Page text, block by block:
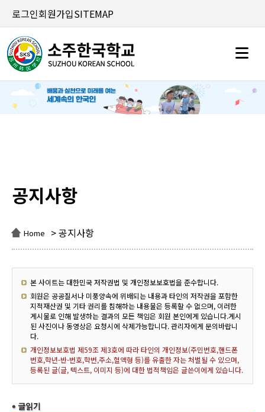
로그인회원가입SITEMAP
공지사항
Home > 공지사항
본 사이트는 대한민국 저작권법 및 개인정보보호법을 준수합니다.
회원은 공공질서나 미풍양속에 위배되는 내용과 타인의 저작권을 포함한
지적재산권 및 기타 권리를 침해하는 내용물은 등록할 수 없으며, 이러한
게시물로 인해 발생하는 결과의 모든 책임은 회원 본인에게 있습니다.게시
된 사진이나 동영상은 요청시에 삭제가능합니다. 관리자에게 문의바랍니
다.
개인정보보호법 제59조 제3호에 따라 타인의 개인정보(주민번호,핸드폰
번호,학년-반-번호,학번,주소,혈액형 등)를 유출한 자는 처벌될 수 있으며,
등록된 글(글, 텍스트, 이미지 등)에 대한 법적책임은 글쓴이에게 있습니다.